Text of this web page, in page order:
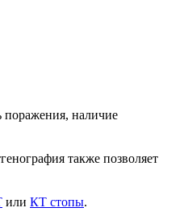
поражения, наличие
также позволяет
или КТ стопы.